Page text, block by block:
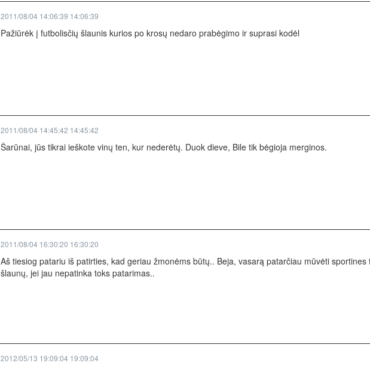
2011/08/04 14:06:39 14:06:39
Pažiūrėk į futbolisčių šlaunis kurios po krosų nedaro prabėgimo ir suprasi kodėl
2011/08/04 14:45:42 14:45:42
Šarūnai, jūs tikrai ieškote vinų ten, kur nederėtų. Duok dieve, Bile tik bėgioja merginos.
2011/08/04 16:30:20 16:30:20
Aš tiesiog patariu iš patirties, kad geriau žmonėms būtų.. Beja, vasarą patarčiau mūvėti
šlaunų, jei jau nepatinka toks patarimas..
2012/05/13 19:09:04 19:09:04